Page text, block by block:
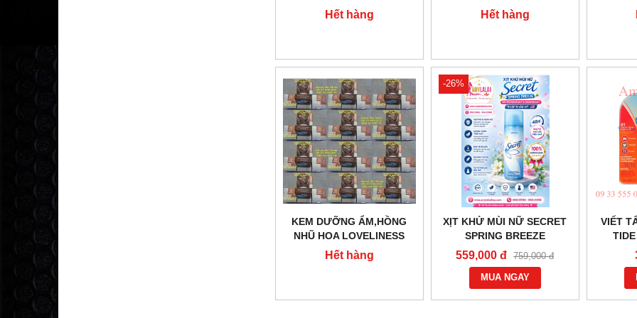
SPF15 - 0933555070 -
0902966670
Hết hàng
STRENGTH
HYDROCORTISONE 1%
Hết hàng
KEM DƯỠNG ẨM,HỒNG
NHŨ HOA LOVELINESS
PINK BREAST NIPPLES -
0933555070 - 0902966670
Hết hàng
-26%
XỊT KHỬ MÙI NỮ SECRET
SPRING BREEZE
ANTIPERSPIRANT
DEODORANT NHẬP KHẨU
MỸ - 0858193968 -
0944193968 -
559,000 đ 759,000 đ
MUA NGAY
VIẾT
PEN